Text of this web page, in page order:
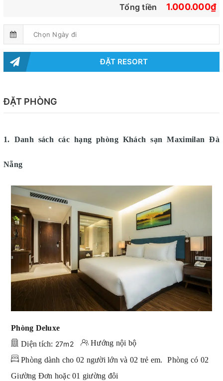
Tổng tiền 1.000.000₫
ĐẶT RESORT
ĐẶT PHÒNG
1. Danh sách các hạng phòng Khách sạn Maximilan Đà
Nẵng
Phòng Deluxe
Diện tích: 27m2
Hướng nội bộ
Phòng dành cho 02 người lớn và 02 trẻ em.
Phòng có 02
Giường Đơn hoặc 01 giường đôi